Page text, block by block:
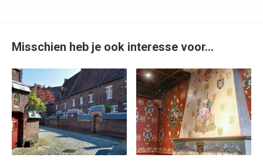
Misschien heb je ook interesse voor…